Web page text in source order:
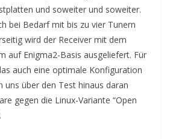
und soweiter und soweiter.
bei Bedarf mit bis zu vier Tunern
wird der Receiver mit dem
auf Enigma2-Basis ausgeliefert. Für
auch eine optimale Konfiguration
uns über den Test hinaus daran
gegen die Linux-Variante “Open